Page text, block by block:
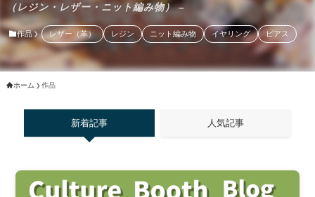
（レジン・レザー・ニット編み物） –
作品 レザー（革） レジン ニット編み物 イヤリング ピアス
ホーム 作品
新着記事 人気記事